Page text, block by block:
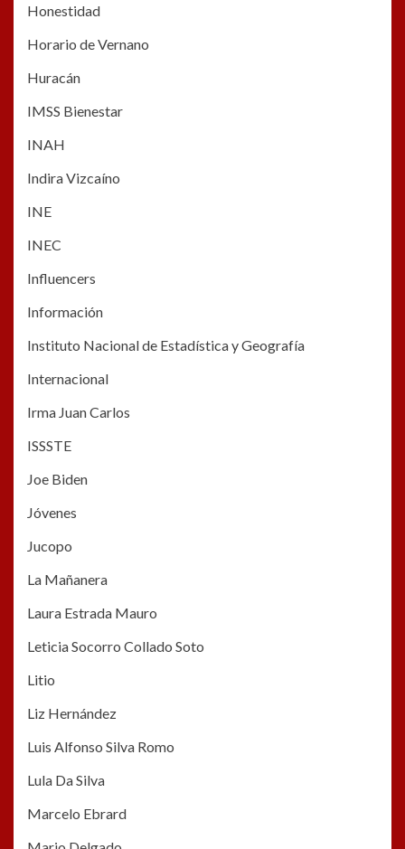
Honestidad
Horario de Vernano
Huracán
IMSS Bienestar
INAH
Indira Vizcaíno
INE
INEC
Influencers
Información
Instituto Nacional de Estadística y Geografía
Internacional
Irma Juan Carlos
ISSSTE
Joe Biden
Jóvenes
Jucopo
La Mañanera
Laura Estrada Mauro
Leticia Socorro Collado Soto
Litio
Liz Hernández
Luis Alfonso Silva Romo
Lula Da Silva
Marcelo Ebrard